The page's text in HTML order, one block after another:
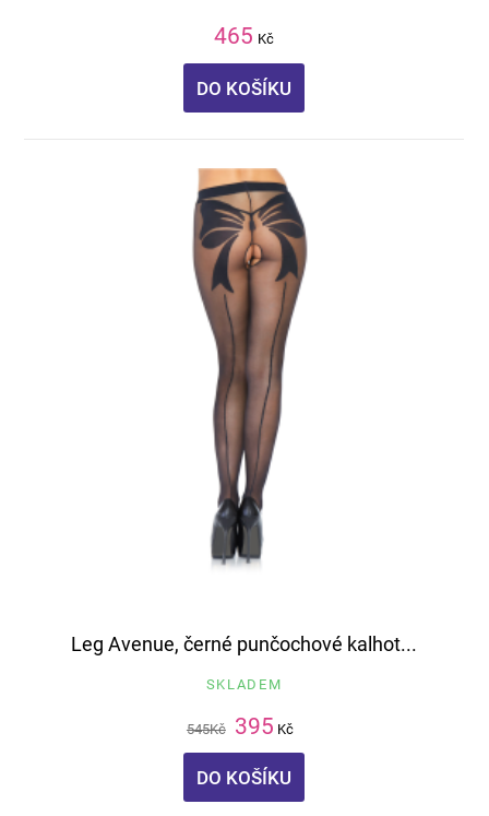
465 Kč
DO KOŠÍKU
Leg Avenue, černé punčochové kalhot...
SKLADEM
545Kč 395 Kč
DO KOŠÍKU